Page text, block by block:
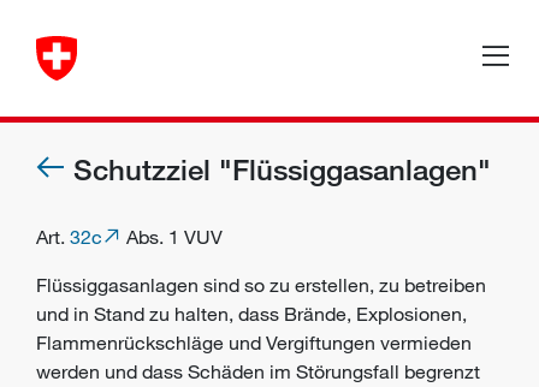
Schutzziel "Flüssiggasanlagen"
Art. 32c
Abs. 1 VUV
Flüssiggasanlagen sind so zu erstellen, zu betreiben
und in Stand zu halten, dass Brände, Explosionen,
Flammenrückschläge und Vergiftungen vermieden
werden und dass Schäden im Störungsfall begrenzt